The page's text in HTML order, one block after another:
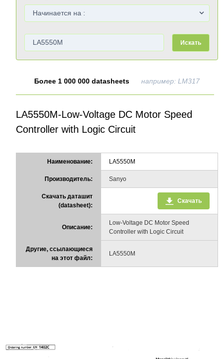
Искать
Более 1 000 000 datasheets например: LM317
LA5550M-Low-Voltage DC Motor Speed
Controller with Logic Circuit
Наименование: LA5550M
Производитель: Sanyo
Скачать даташит
(datasheet):
Скачать
Описание:
Low-Voltage DC Motor Speed
Controller with Logic Circuit
Другие, ссылающиеся
на этот файл:
LA5550M